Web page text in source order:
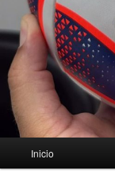
Inicio